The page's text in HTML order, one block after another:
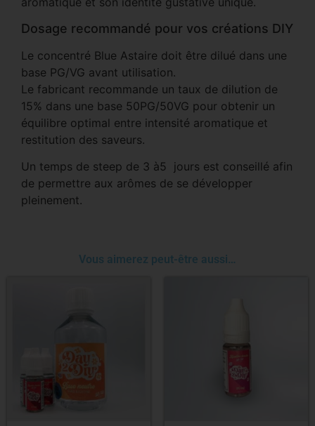
Dosage recommandé pour vos créations DIY
Le concentré Blue Astaire doit être dilué dans une
base PG/VG avant utilisation.
Le fabricant recommande un taux de dilution de
15% dans une base 50PG/50VG pour obtenir un
équilibre optimal entre intensité aromatique et
restitution des saveurs.
Un temps de steep de 3 à5 jours est conseillé afin
de permettre aux arômes de se développer
pleinement.
Vous aimerez peut-être aussi…